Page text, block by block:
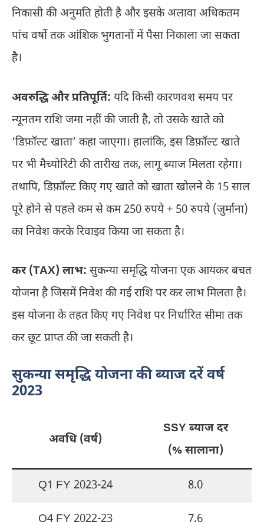
निकासी की अनुमति होती है और इसके अलावा अधिकतम
पांच वर्षों तक आंशिक भुगतानों में पैसा निकाला जा सकता
है।
अवरुद्धि और प्रतिपूर्ति: यदि किसी कारणवश समय पर
न्यूनतम राशि जमा नहीं की जाती है, तो उसके खाते को
‘डिफ़ॉल्ट खाता’ कहा जाएगा। हालांकि, इस डिफ़ॉल्ट खाते
पर भी मैच्योरिटी की तारीख तक, लागू ब्याज मिलता रहेगा।
तथापि, डिफ़ॉल्ट किए गए खाते को खाता खोलने के 15 साल
पूरे होने से पहले कम से कम 250 रुपये + 50 रुपये (जुर्माना)
का निवेश करके रिवाइव किया जा सकता है।
कर (TAX) लाभ: सुकन्या समृद्धि योजना एक आयकर बचत
योजना है जिसमें निवेश की गई राशि पर कर लाभ मिलता है।
इस योजना के तहत किए गए निवेश पर निर्धारित सीमा तक
कर छूट प्राप्त की जा सकती है।
सुकन्या समृद्धि योजना की ब्याज दरें वर्ष
2023
अवधि (वर्ष)
SSY ब्याज दर
(% सालाना)
Q1 FY 2023-24 8.0